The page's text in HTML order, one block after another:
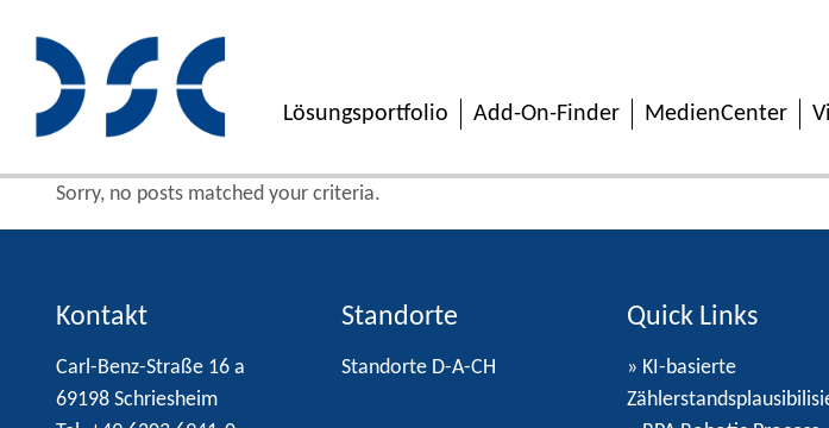
Lösungsportfolio Add-On-Finder MedienCenter
Sorry, no posts matched your criteria.
Kontakt
Carl-Benz-Straße 16 a
69198 Schriesheim
Standorte
Standorte D-A-CH
Quick Links
» KI-basierte